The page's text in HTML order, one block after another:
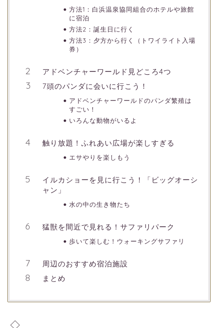
方法1：白浜温泉協同組合のホテルや旅館
に宿泊
方法2：誕生日に行く
方法3：夕方から行く（トワイライト入場
券）
アドベンチャーワールド見どころ4つ
7頭のパンダに会いに行こう！
アドベンチャーワールドのパンダ繁殖は
すごい！
いろんな動物がいるよ
触り放題！ふれあい広場が楽しすぎる
エサやりを楽しもう
イルカショーを見に行こう！「ビッグオーシ
ャン」
水の中の生き物たち
猛獣を間近で見れる！サファリパーク
歩いて楽しむ！ウォーキングサファリ
周辺のおすすめ宿泊施設
まとめ